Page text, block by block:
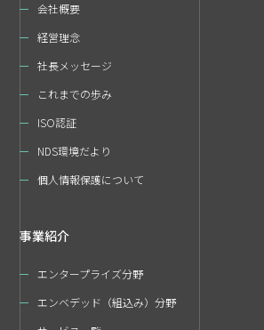
会社概要
経営理念
社長メッセージ
これまでの歩み
ISO認証
NDS環境だより
個人情報保護について
事業紹介
エンタープライズ分野
エンベデッド（組込み）分野